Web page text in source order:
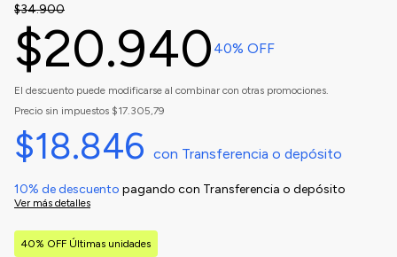
$34.900
$20.940 40% OFF
El descuento puede modificarse al combinar con otras promociones.
Precio sin impuestos $17.305,79
$18.846 con Transferencia o depósito
10% de descuento pagando con Transferencia o depósito
Ver más detalles
40% OFF Últimas unidades